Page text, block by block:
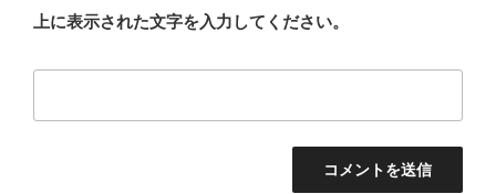
上に表示された文字を入力してください。